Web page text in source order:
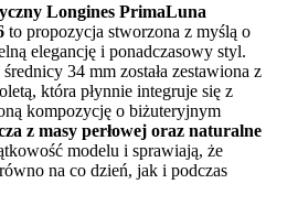
Longines PrimaLuna
to propozycja stworzona z myślą o
elegancję i ponadczasowy styl.
34 mm została zestawiona z
która płynnie integruje się z
kompozycję o biżuteryjnym
z masy perłowej oraz naturalne
modelu i sprawiają, że
na co dzień, jak i podczas